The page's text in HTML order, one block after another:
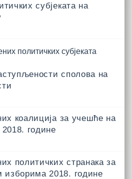
субјеката на
политичких субјеката
сполова на
коалиција за учешће на
године
политичких странака за
2018. године